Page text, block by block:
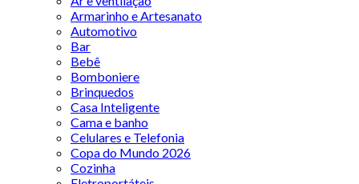
Armarinho e Artesanato
Automotivo
Bar
Bebê
Bomboniere
Brinquedos
Casa Inteligente
Cama e banho
Celulares e Telefonia
Copa do Mundo 2026
Cozinha